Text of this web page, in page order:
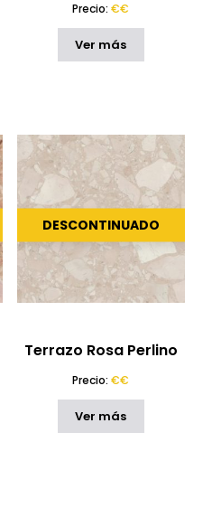
Precio:€€
Ver más
DESCONTINUADO
Terrazo Rosa Perlino
Precio:€€
Ver más